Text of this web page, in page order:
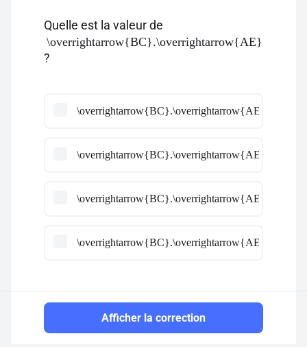
Quelle est la valeur de
\overrightarrow{BC}.\overrightarrow{AE}
?
\overrightarrow{BC}.\overrightarrow{AE}
\overrightarrow{BC}.\overrightarrow{AE}
\overrightarrow{BC}.\overrightarrow{AE} =-
\overrightarrow{BC}.\overrightarrow{AE}
Afficher la correction